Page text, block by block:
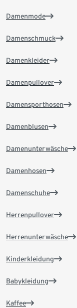
Damenmode
Damenschmuck
Damenkleider
Damenpullover
Damensporthosen
Damenblusen
Damenunterwäsche
Damenhosen
Damenschuhe
Herrenpullover
Herrenunterwäsche
Kinderkleidung
Babykleidung
Kaffee